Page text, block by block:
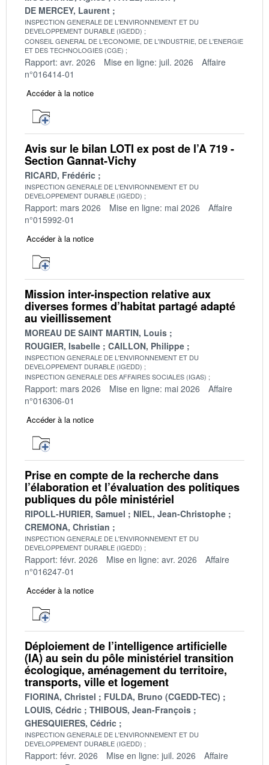
DE MERCEY, Laurent
INSPECTION GENERALE DE L'ENVIRONNEMENT ET DU
DEVELOPPEMENT DURABLE (IGEDD)
CONSEIL GENERAL DE L'ECONOMIE, DE L'INDUSTRIE, DE L'ENERGIE
ET DES TECHNOLOGIES (CGE)
Rapport: avr. 2026 Mise en ligne: juil. 2026
Affaire
n°016414-01
Accéder à la notice
Avis sur le bilan LOTI ex post de l’A 719 -
Section Gannat-Vichy
RICARD, Frédéric
INSPECTION GENERALE DE L'ENVIRONNEMENT ET DU
DEVELOPPEMENT DURABLE (IGEDD)
Rapport: mars 2026 Mise en ligne: mai 2026
Affaire
n°015992-01
Accéder à la notice
Mission inter-inspection relative aux
diverses formes d’habitat partagé adapté
au vieillissement
MOREAU DE SAINT MARTIN, Louis
ROUGIER, Isabelle
CAILLON, Philippe
INSPECTION GENERALE DE L'ENVIRONNEMENT ET DU
DEVELOPPEMENT DURABLE (IGEDD)
INSPECTION GENERALE DES AFFAIRES SOCIALES (IGAS)
Rapport: mars 2026 Mise en ligne: mai 2026
Affaire
n°016306-01
Accéder à la notice
Prise en compte de la recherche dans
l’élaboration et l’évaluation des politiques
publiques du pôle ministériel
RIPOLL-HURIER, Samuel
NIEL, Jean-Christophe
CREMONA, Christian
INSPECTION GENERALE DE L'ENVIRONNEMENT ET DU
DEVELOPPEMENT DURABLE (IGEDD)
Rapport: févr. 2026 Mise en ligne: avr. 2026
Affaire
n°016247-01
Accéder à la notice
Déploiement de l’intelligence artificielle
(IA) au sein du pôle ministériel transition
écologique, aménagement du territoire,
transports, ville et logement
FIORINA, Christel
FULDA, Bruno (CGEDD-TEC)
LOUIS, Cédric
THIBOUS, Jean-François
GHESQUIERES, Cédric
INSPECTION GENERALE DE L'ENVIRONNEMENT ET DU
DEVELOPPEMENT DURABLE (IGEDD)
Rapport: févr. 2026 Mise en ligne: juil. 2026
Affaire